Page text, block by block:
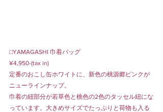
⬜︎YAMAGASHI 巾着バッグ
¥4,950-(tax in)
定番のおこし缶ホワイトに、新色の桃源郷ピンクが
ニューラインナップ。
巾着の紐部分が若草色と桃色の2色のタッセル紐にな
っています。大きめサイズでたっぷりと荷物も入る